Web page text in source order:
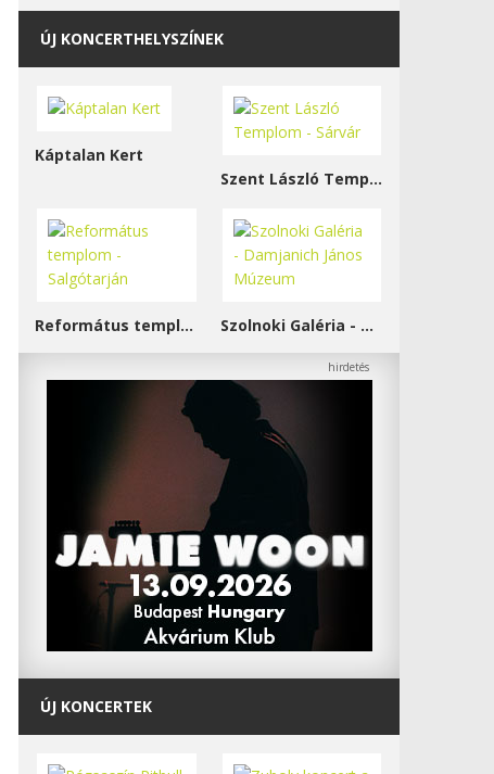
ÚJ KONCERTHELYSZÍNEK
Káptalan Kert
Szent László Templom - Sárvár
Református templom - Salgótarján Szolnoki Galéria - Damjanich János Múzeum
ÚJ KONCERTEK